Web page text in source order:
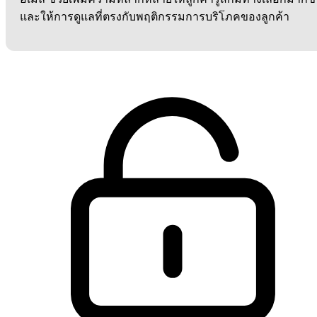
และให้การดูแลที่ตรงกับพฤติกรรมการบริโภคของลูกค้า